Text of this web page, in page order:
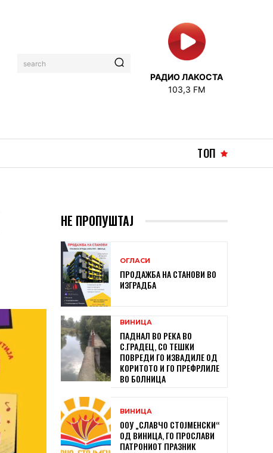
search
РАДИО ЛАКОСТА
103,3 FM
ТОП
НЕ ПРОПУШТАЈ
ОГЛАСИ
ПРОДАЖБА НА СТАНОВИ ВО
ИЗГРАДБА
ВИНИЦА
ПАДНАЛ ВО РЕКА ВО
С.ГРАДЕЦ, СО ТЕШКИ
ПОВРЕДИ ГО ИЗВАДИЛЕ ОД
КОРИТОТО И ГО ПРЕФРЛИЛЕ
ВО БОЛНИЦА
ВИНИЦА
ООУ „СЛАВЧО СТОЈМЕНСКИ“
ОД ВИНИЦА, ГО ПРОСЛАВИ
ПАТРОНИОТ ПРАЗНИК